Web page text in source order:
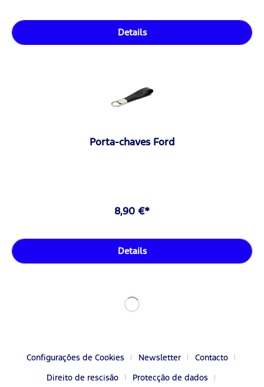
Details
Porta-chaves Ford
8,90 €*
Details
Configurações de Cookies Newsletter
Contacto
Direito de rescisão
Protecção de dados